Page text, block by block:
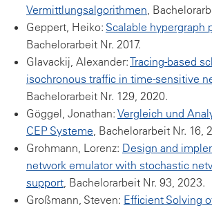
Vermittlungsalgorithmen,
Geppert, Heiko: Scalable hypergraph
Bachelorarbeit Nr. 2017.
Glavackij, Alexander:Tracing-based
isochronous traffic in time-sensitive
Bachelorarbeit Nr. 129, 2020.
Göggel, Jonathan: Vergleich und
CEP Systeme, Bachelorarbeit Nr. 16,
Grohmann, Lorenz: Design and
network emulator with stochastic
support, Bachelorarbeit Nr. 93, 2023.
Großmann, Steven: Efficient Solving